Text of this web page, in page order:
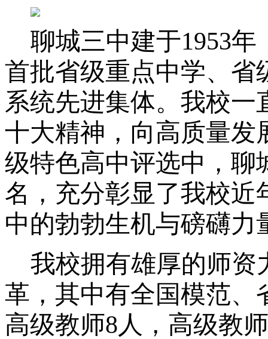
聊城三中建于1953
首批省级重点中学、省
系统先进集体。 我校一
十大精神， 向高质量发
级特色高中评选中， 聊
名， 充分彰显了我校近
中的勃勃生机与磅礴力
我校拥有雄厚的师资
革 ，其中有全国模范、
高级教师8人，高级教师